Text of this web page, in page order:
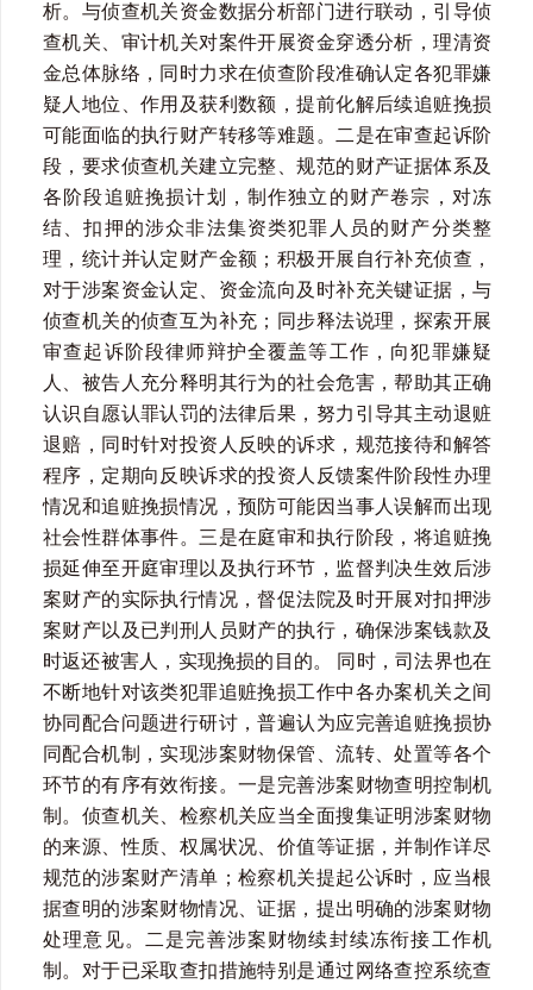
析。与侦查机关资金数据分析部门进行联动，引导侦
查机关、审计机关对案件开展资金穿透分析，理清资
金总体脉络，同时力求在侦查阶段准确认定各犯罪嫌
疑人地位、作用及获利数额，提前化解后续追赃挽损
可能面临的执行财产转移等难题。二是在审查起诉阶
段，要求侦查机关建立完整、规范的财产证据体系及
各阶段追赃挽损计划，制作独立的财产卷宗，对冻
结、扣押的涉众非法集资类犯罪人员的财产分类整
理，统计并认定财产金额；积极开展自行补充侦查，
对于涉案资金认定、资金流向及时补充关键证据，与
侦查机关的侦查互为补充；同步释法说理，探索开展
审查起诉阶段律师辩护全覆盖等工作，向犯罪嫌疑
人、被告人充分释明其行为的社会危害，帮助其正确
认识自愿认罪认罚的法律后果，努力引导其主动退赃
退赔，同时针对投资人反映的诉求，规范接待和解答
程序，定期向反映诉求的投资人反馈案件阶段性办理
情况和追赃挽损情况，预防可能因当事人误解而出现
社会性群体事件。三是在庭审和执行阶段，将追赃挽
损延伸至开庭审理以及执行环节，监督判决生效后涉
案财产的实际执行情况，督促法院及时开展对扣押涉
案财产以及已判刑人员财产的执行，确保涉案钱款及
时返还被害人，实现挽损的目的。 同时，司法界也在
不断地针对该类犯罪追赃挽损工作中各办案机关之间
协同配合问题进行研讨，普遍认为应完善追赃挽损协
同配合机制，实现涉案财物保管、流转、处置等各个
环节的有序有效衔接。一是完善涉案财物查明控制机
制。侦查机关、检察机关应当全面搜集证明涉案财物
的来源、性质、权属状况、价值等证据，并制作详尽
规范的涉案财产清单；检察机关提起公诉时，应当根
据查明的涉案财物情况、证据，提出明确的涉案财物
处理意见。二是完善涉案财物续封续冻衔接工作机
制。对于已采取查扣措施特别是通过网络查控系统查